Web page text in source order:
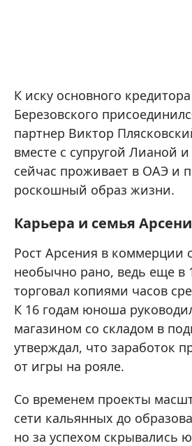
К иску основного
Березовского
партнер Виктор
вместе с супругой Лианой
сейчас проживает в ОАЭ и
роскошный образ жизни.
Карьера и семья
Рост Арсения в коммерции
необычно рано, ведь еще в
торговал копиями часов
К 16 годам юноша
магазином со складом в
утверждал, что заработок
от игры на рояле.
Со временем проекты
сети кальянных до
но за успехом скрывались